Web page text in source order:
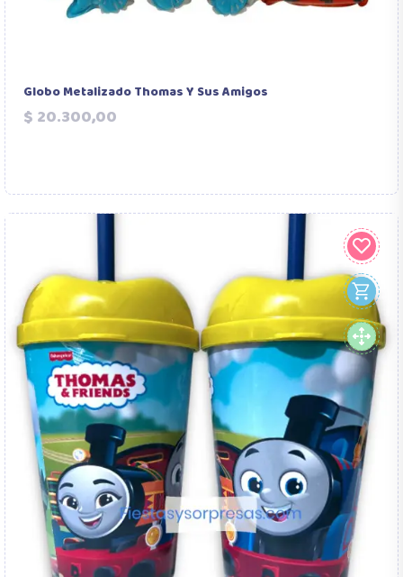
Globo Metalizado Thomas Y Sus Amigos
$ 20.300,00